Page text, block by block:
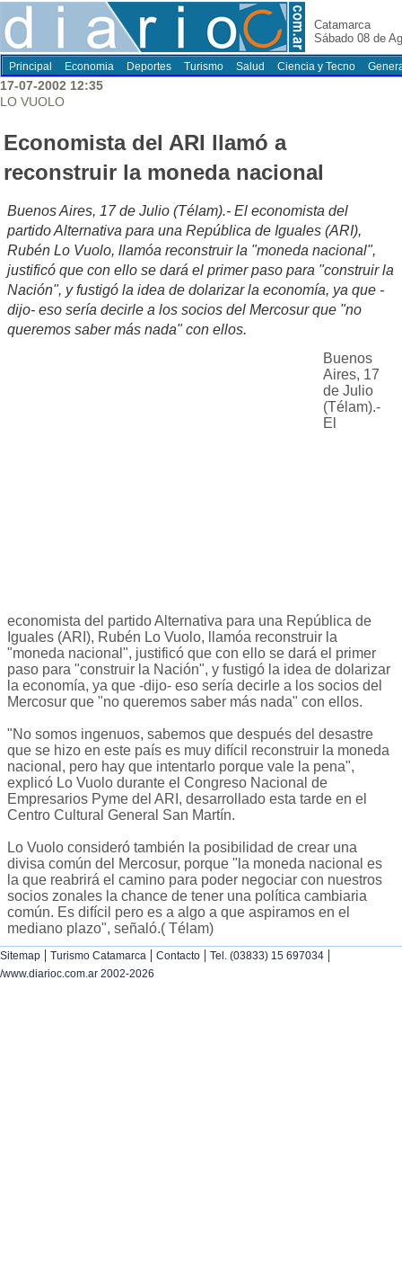
Catamarca
Sábado 08 de
Principal Economia Deportes Turismo Salud Ciencia y Tecno
17-07-2002 12:35
LO VUOLO
Economista del ARI llamó a
reconstruir la moneda nacional
Buenos Aires, 17 de Julio (Télam).- El economista del
partido Alternativa para una República de Iguales (ARI),
Rubén Lo Vuolo, llamóa reconstruir la "moneda nacional",
justificó que con ello se dará el primer paso para "construir la
Nación", y fustigó la idea de dolarizar la economía, ya que -
dijo- eso sería decirle a los socios del Mercosur que "no
queremos saber más nada" con ellos.
Buenos
Aires, 17
de Julio
(Télam).-
El
economista del partido Alternativa para una República de
Iguales (ARI), Rubén Lo Vuolo, llamóa reconstruir la
"moneda nacional", justificó que con ello se dará el primer
paso para "construir la Nación", y fustigó la idea de dolarizar
la economía, ya que -dijo- eso sería decirle a los socios del
Mercosur que "no queremos saber más nada" con ellos.
"No somos ingenuos, sabemos que después del desastre
que se hizo en este país es muy difícil reconstruir la moneda
nacional, pero hay que intentarlo porque vale la pena",
explicó Lo Vuolo durante el Congreso Nacional de
Empresarios Pyme del ARI, desarrollado esta tarde en el
Centro Cultural General San Martín.
Lo Vuolo consideró también la posibilidad de crear una
divisa común del Mercosur, porque "la moneda nacional es
la que reabrirá el camino para poder negociar con nuestros
socios zonales la chance de tener una política cambiaria
común. Es difícil pero es a algo a que aspiramos en el
mediano plazo", señaló.( Télam)
Sitemap | Turismo Catamarca | Contacto | Tel. (03833) 15 697034 |
/www.diarioc.com.ar 2002-2026